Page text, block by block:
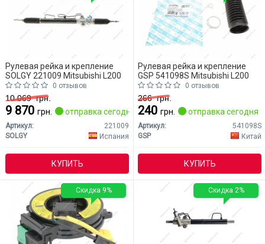
Рулевая рейка и крепление
SOLGY 221009 Mitsubishi L200
0 отзывов
10 069грн.
9 870 грн. отправка сегодня
Артикул:
221009
SOLGY
Испания
КУПИТЬ
Рулевая рейка и крепление
GSP 541098S Mitsubishi L200
0 отзывов
266грн.
240 грн. отправка сегодня
Артикул:
541098S
GSP
Китай
КУПИТЬ
Скидка 9% Скидка 2%